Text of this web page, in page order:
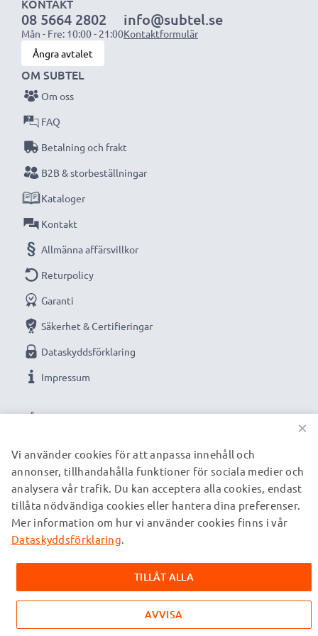
1x 3000mAh batteri:ca. 6 timmar
OBS:För bästa prestanda och livslängd, ladda
batterierna fullt innan första användning.
Missa aldrig ett ögonblick med denna smarta,
kompakta LCD-batteriladdare från CELLONIC.
Beställ nu med snabb leverans och 3 års garanti!
KONTAKT
08 5664 2802
Mån - Fre: 10:00 - 21:00
info@subtel.se
Kontaktformulär
Ångra avtalet
VÅRA BETALNINGSALTERNATIV
OM SUBTEL
Om oss
FAQ
Betalning och frakt
B2B & storbeställningar
Kataloger
Kontakt
Allmänna affärsvillkor
Returpolicy
Garanti
Säkerhet & Certifieringar
Dataskyddsförklaring
Impressum
VÅRA FRAKTPARTNERS
© subtel.se 2026
Alla priser är inklusive moms och exklusive fraktkostnader.
varumärken tillhörande deras ägare och anges på våra
webbsidor enbart för att ge information om våra produkter.
×
Vi använder cookies för att anpassa innehåll och
annonser, tillhandahålla funktioner för sociala medier och
analysera vår trafik. Du kan acceptera alla cookies, endast
tillåta nödvändiga cookies eller hantera dina preferenser.
Mer information om hur vi använder cookies finns i vår
Dataskyddsförklaring.
TILLÅT ALLA
AVVISA